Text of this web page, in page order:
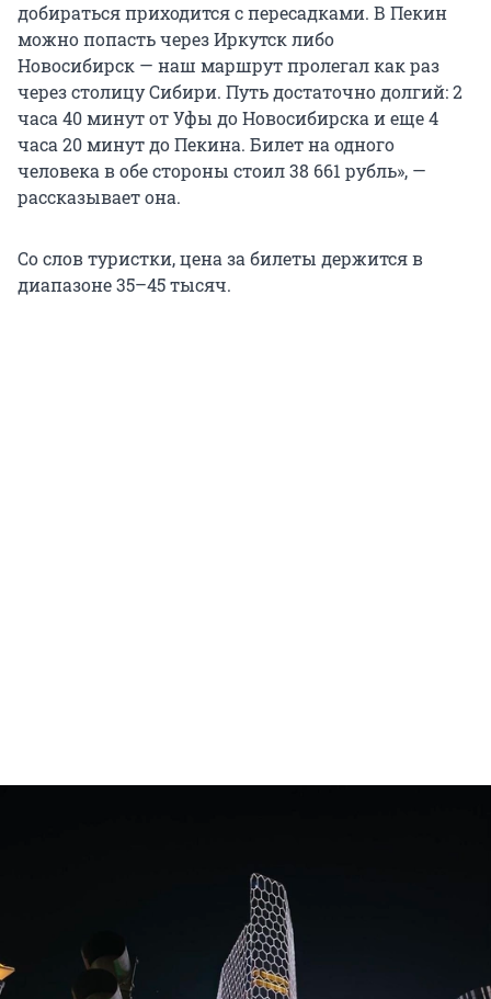
добираться приходится с пересадками. В Пекин
можно попасть через Иркутск либо
Новосибирск — наш маршрут пролегал как раз
через столицу Сибири. Путь достаточно долгий: 2
часа 40 минут от Уфы до Новосибирска и еще 4
часа 20 минут до Пекина. Билет на одного
человека в обе стороны стоил 38 661 рубль», —
рассказывает она.
Со слов туристки, цена за билеты держится в
диапазоне 35–45 тысяч.